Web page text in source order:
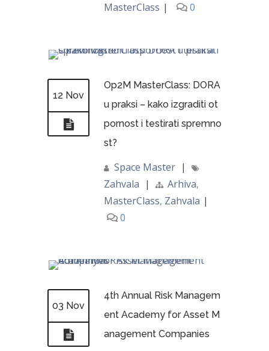
MasterClass | 0
12 Nov
Op2M MasterClass: DORA
u praksi – kako izgraditi ot
pornost i testirati spremno
st?
Space Master |
Zahvala | Arhiva,
MasterClass, Zahvala |
0
03 Nov
4th Annual Risk Managem
ent Academy for Asset M
anagement Companies